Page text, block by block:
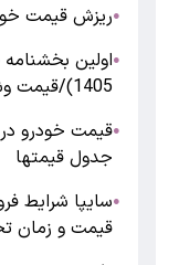
●ریزش قیمت
●
1405)/قیمت وشرایط فروش
●
جدول قیمتها
●سایپا شرایط
قیمت و زمان